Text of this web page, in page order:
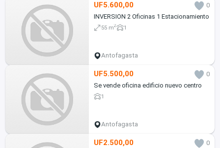
UF5.600,00
0
INVERSION 2 Oficinas 1 Estacionamiento
55 m2 1
Antofagasta
UF5.500,00
0
Se vende oficina edificio nuevo centro
1
Antofagasta
UF2.500,00 0